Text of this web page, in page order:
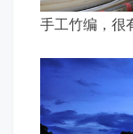
手工竹编，很